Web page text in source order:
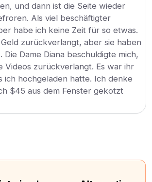
und dann ist die Seite wieder
Als viel beschäftigter
habe ich keine Zeit für so etwas.
zurückverlangt, aber sie haben
Die Dame Diana beschuldigte mich,
Videos zurückverlangt. Es war ihr
ich hochgeladen hatte. Ich denke
$45 aus dem Fenster gekotzt